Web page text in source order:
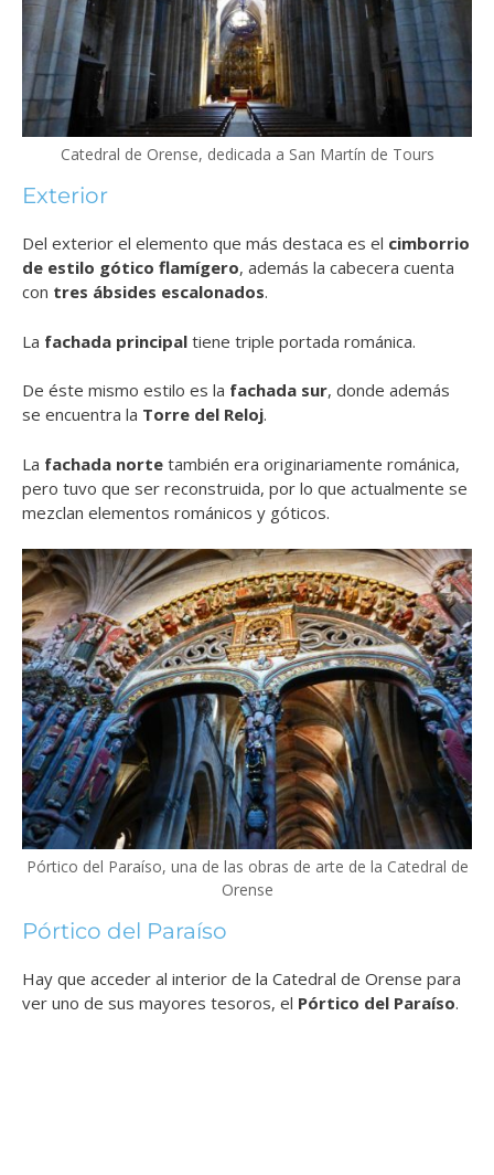
Catedral de Orense, dedicada a San Martín de Tours
Exterior
Del exterior el elemento que más destaca es el cimborrio
de estilo gótico flamígero, además la cabecera cuenta
con tres ábsides escalonados.
La fachada principal tiene triple portada románica.
De éste mismo estilo es la fachada sur, donde además
se encuentra la Torre del Reloj.
La fachada norte también era originariamente románica,
pero tuvo que ser reconstruida, por lo que actualmente se
mezclan elementos románicos y góticos.
Pórtico del Paraíso, una de las obras de arte de la Catedral de
Orense
Pórtico del Paraíso
Hay que acceder al interior de la Catedral de Orense para
ver uno de sus mayores tesoros, el Pórtico del Paraíso.